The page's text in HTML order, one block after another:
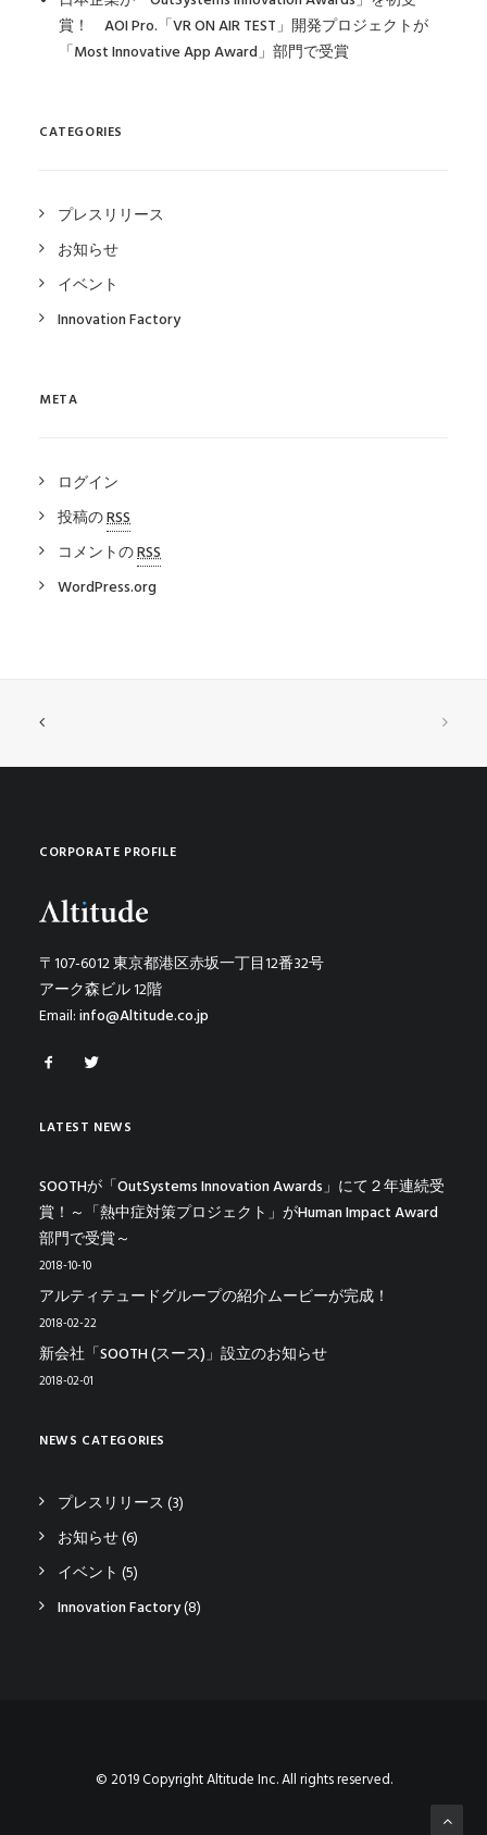
賞！ AOI Pro.「VR ON AIR TEST」開発プロジェクトが
「Most Innovative App Award」部門で受賞
CATEGORIES
プレスリリース
お知らせ
イベント
Innovation Factory
META
ログイン
投稿のRSS
コメントのRSS
WordPress.org
CORPORATE PROFILE
〒107-6012 東京都港区赤坂一丁目12番32号
アーク森ビル 12階
Email:info@Altitude.co.jp
LATEST NEWS
SOOTHが「OutSystems Innovation Awards」にて２年連続受
賞！～「熱中症対策プロジェクト」がHuman Impact Award
部門で受賞～
2018-10-10
アルティテュードグループの紹介ムービーが完成！
2018-02-22
新会社「SOOTH (スース)」設立のお知らせ
2018-02-01
NEWS CATEGORIES
プレスリリース (3)
お知らせ(6)
イベント (5)
Innovation Factory(8)
© 2019 Copyright Altitude Inc. All rights reserved.